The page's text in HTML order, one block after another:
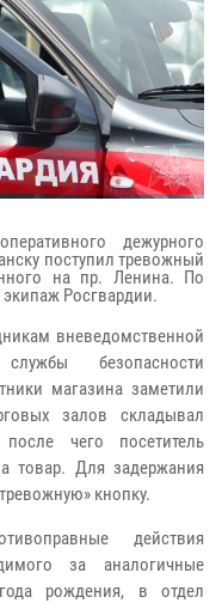
дежурного
поступил тревожный
на пр. Ленина. По
Росгвардии.
вневедомственной
безопасности
магазина заметили
залов складывал
чего посетитель
товар. Для задержания
кнопку.
действия
за аналогичные
рождения, в отдел